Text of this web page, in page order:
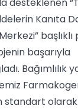
Kanıta
başlıklı
başarıyla
Bağımlılık
standart